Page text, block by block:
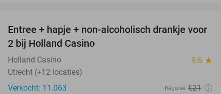
52%
Entree + hapje + non-alcoholisch drankje voor
2 bij Holland Casino
Holland Casino 9.6 star
Utrecht (+12 locaties)
Verkocht: 11.063
Regulier €21